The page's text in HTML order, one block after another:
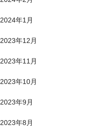
2024年1月
2023年12月
2023年11月
2023年10月
2023年9月
2023年8月